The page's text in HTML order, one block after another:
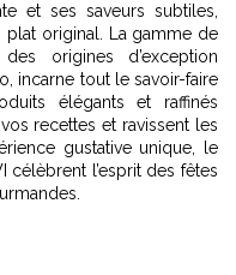
et ses saveurs subtiles,
plat original. La gamme de
origines d’exception
incarne tout le savoir-faire
élégants et raffinés
recettes et ravissent les
gustative unique, le
célèbrent l’esprit des fêtes